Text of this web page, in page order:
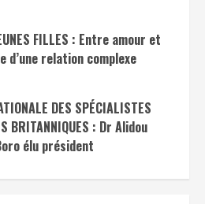
FILLES : Entre amour et
relation complexe
DES SPÉCIALISTES
BRITANNIQUES : Dr Alidou
élu président